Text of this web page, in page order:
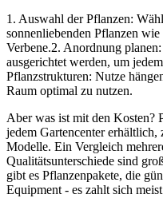
1. Auswahl der Pflanzen:
sonnenliebenden Pflanzen
Verbene.2. Anordnung
ausgerichtet werden, um
Pflanzstrukturen: Nutze
Raum optimal zu nutzen.
Aber was ist mit den Kosten?
jedem Gartencenter
Modelle. Ein Vergleich
Qualitätsunterschiede sind
gibt es Pflanzenpakete, die
Equipment - es zahlt sich meist